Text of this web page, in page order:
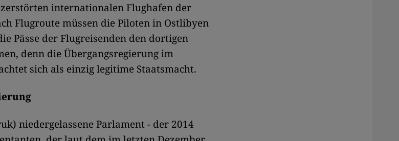
internationalen Flughafen der
Flugroute müssen die Piloten in Ostlibyen
Pässe der Flugreisenden den dortigen
denn die Übergangsregierung im
sich als einzig legitime Staatsmacht.
niedergelassene Parlament - der 2014